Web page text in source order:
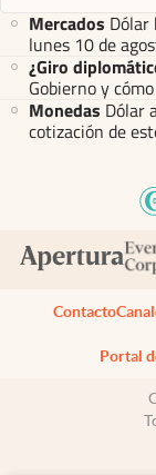
Mercados Dólar
lunes 10 de
¿Giro
Gobierno y
Monedas Dólar
cotización de
Contacto
Portal